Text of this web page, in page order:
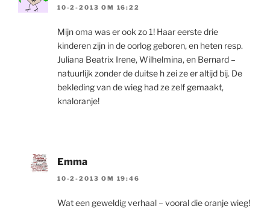
10-2-2013 OM 16:22
Mijn oma was er ook zo 1! Haar eerste drie
kinderen zijn in de oorlog geboren, en heten resp.
Juliana Beatrix Irene, Wilhelmina, en Bernard –
natuurlijk zonder de duitse h zei ze er altijd bij. De
bekleding van de wieg had ze zelf gemaakt,
knaloranje!
Emma
10-2-2013 OM 19:46
Wat een geweldig verhaal – vooral die oranje wieg!